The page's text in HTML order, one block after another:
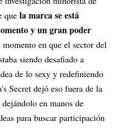
que la marca se está
y un gran poder
en que el sector del
siendo desafiado a
de lo sexy y redefiniendo
Secret dejó eso fuera de la
en manos de
para buscar participación